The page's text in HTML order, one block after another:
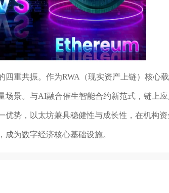
四重共振。作为RWA（现实资产上链）核心
景。与AI融合催生智能合约新范式，链上
势，以太坊兼具稳健性与成长性，在机构
为数字经济核心基础设施。